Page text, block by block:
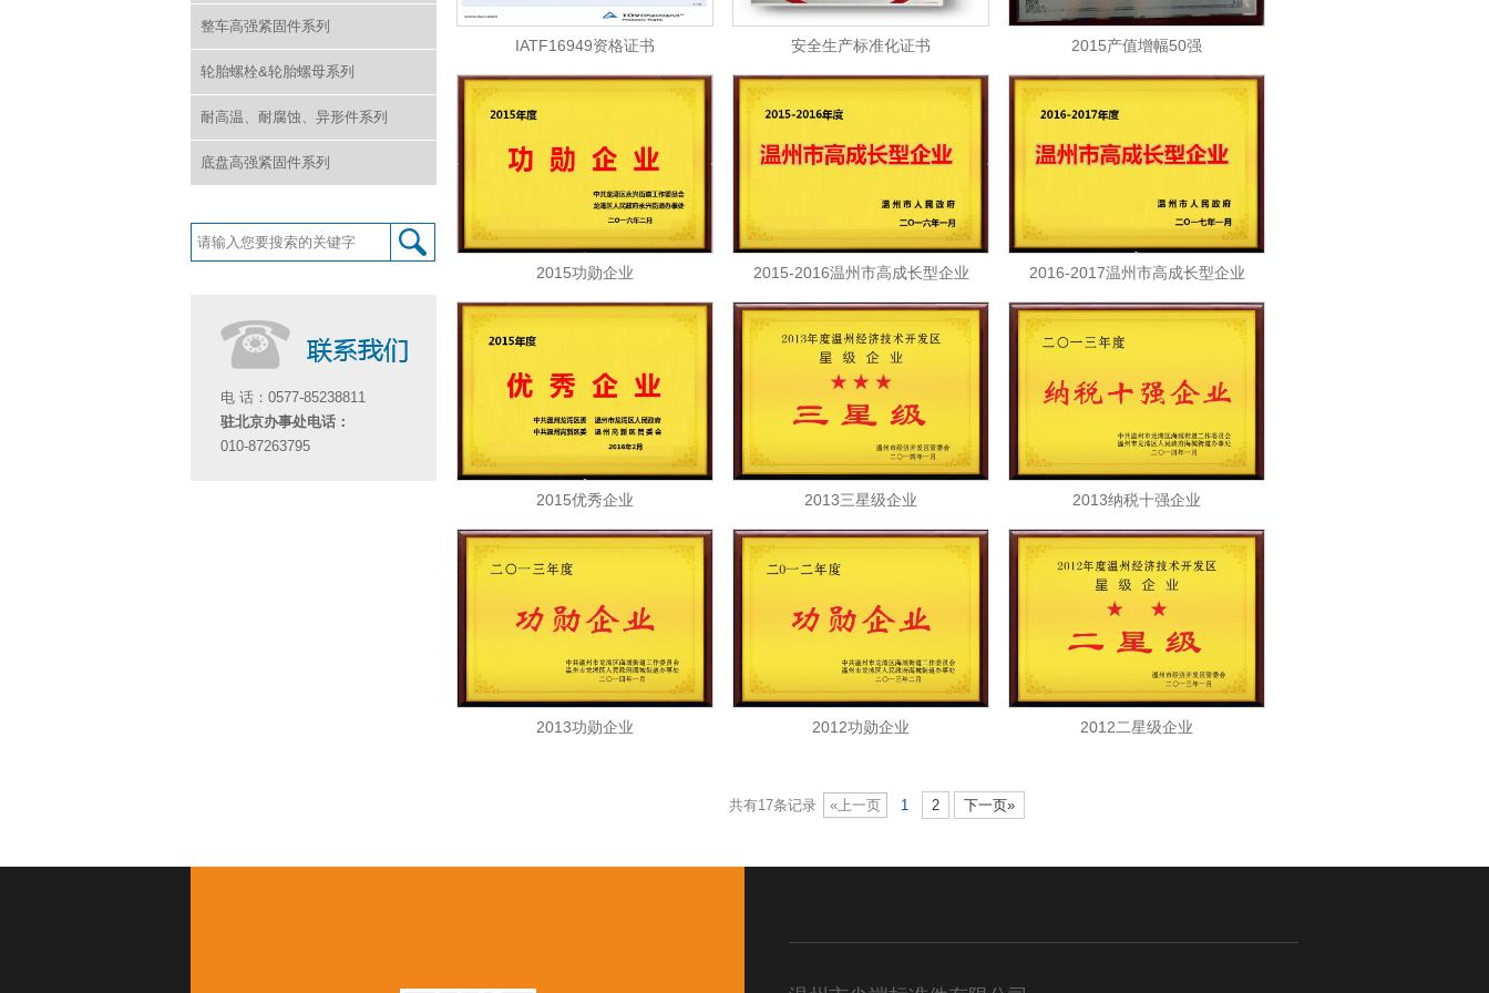
整车高强紧固件系列
轮胎螺栓&轮胎螺母系列
耐高温、耐腐蚀、异形件系列
底盘高强紧固件系列
电 话：0577-85238811
驻北京办事处电话：
010-87263795
IATF16949资格证书 安全生产标准化证书 2015产值增幅50强
2015功勋企业 2015-2016温州市高成长型企业 2016-2017温州市高成长型企业
2015优秀企业 2013三星级企业 2013纳税十强企业
2013功勋企业 2012功勋企业 2012二星级企业
共有17条记录 «上一页 1 2 下一页»